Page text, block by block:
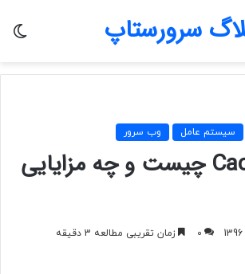
سرورستاپ
سیستم عامل وب سرور
سیستم Cache چیست و چه مزایایی
0 زمان تقریبی مطالعه 3 دقیقه